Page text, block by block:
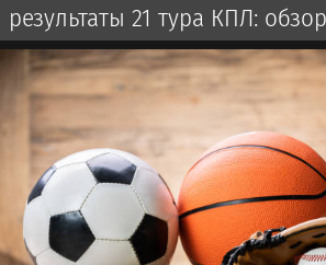
результаты 21 тура КПЛ:
прямая трансляция